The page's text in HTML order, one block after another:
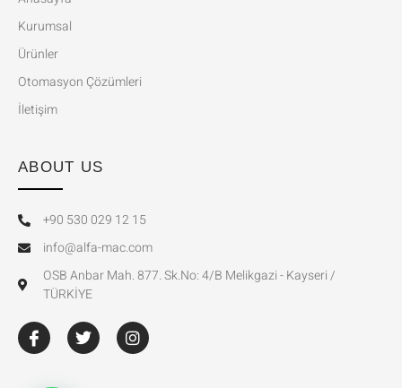
Kurumsal
Ürünler
Otomasyon Çözümleri
İletişim
ABOUT US
+90 530 029 12 15
info@alfa-mac.com
OSB Anbar Mah. 877. Sk.No: 4/B Melikgazi - Kayseri /
TÜRKİYE